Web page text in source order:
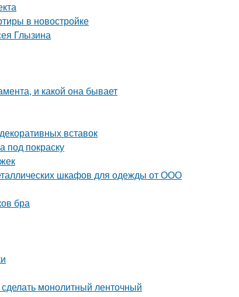
в новостройке
Глызина
и какой она бывает
вставок
под покраску
шкафов для одежды от ООО
бра
монолитный ленточный